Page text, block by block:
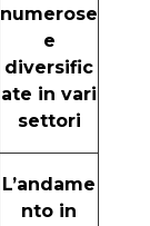
numerose
e
diversific
ate in vari
settori
L’andame
nto in